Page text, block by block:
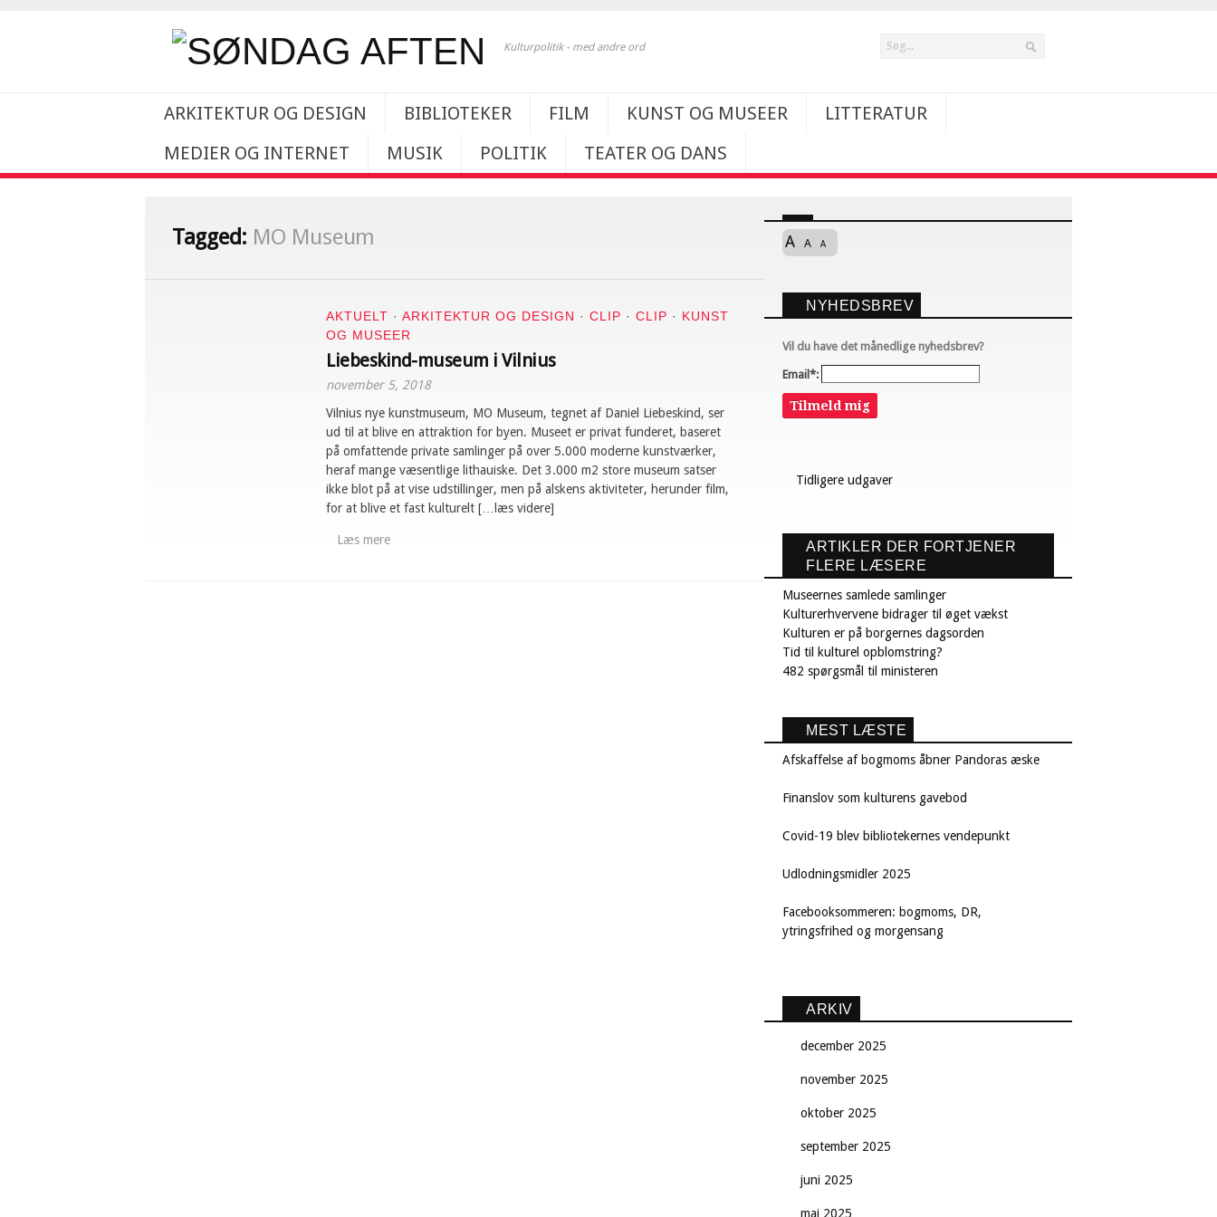
Kulturpolitik - med andre ord
ARKITEKTUR OG DESIGN BIBLIOTEKER FILM KUNST OG MUSEER
LITTERATUR
MEDIER OG INTERNET
MUSIK POLITIK TEATER OG DANS
Tagged: MO Museum
AKTUELT · ARKITEKTUR OG DESIGN · CLIP · CLIP · KUNST
OG MUSEER
Liebeskind-museum i Vilnius
november 5, 2018
Vilnius nye kunstmuseum, MO Museum, tegnet af Daniel Liebeskind, ser
ud til at blive en attraktion for byen. Museet er privat funderet, baseret
på omfattende private samlinger på over 5.000 moderne kunstværker,
heraf mange væsentlige lithauiske. Det 3.000 m2 store museum satser
ikke blot på at vise udstillinger, men på alskens aktiviteter, herunder film,
for at blive et fast kulturelt […læs videre]
Læs mere
A A A
NYHEDSBREV
Vil du have det månedlige nyhedsbrev?
Email*:
Tilmeld mig
Tidligere udgaver
ARTIKLER DER FORTJENER
FLERE LÆSERE
Museernes samlede samlinger
Kulturerhvervene bidrager til øget vækst
Kulturen er på borgernes dagsorden
Tid til kulturel opblomstring?
482 spørgsmål til ministeren
MEST LÆSTE
Afskaffelse af bogmoms åbner Pandoras æske
Finanslov som kulturens gavebod
Covid-19 blev bibliotekernes vendepunkt
Udlodningsmidler 2025
Facebooksommeren: bogmoms, DR,
ytringsfrihed og morgensang
ARKIV
december 2025
november 2025
oktober 2025
september 2025
juni 2025
maj 2025